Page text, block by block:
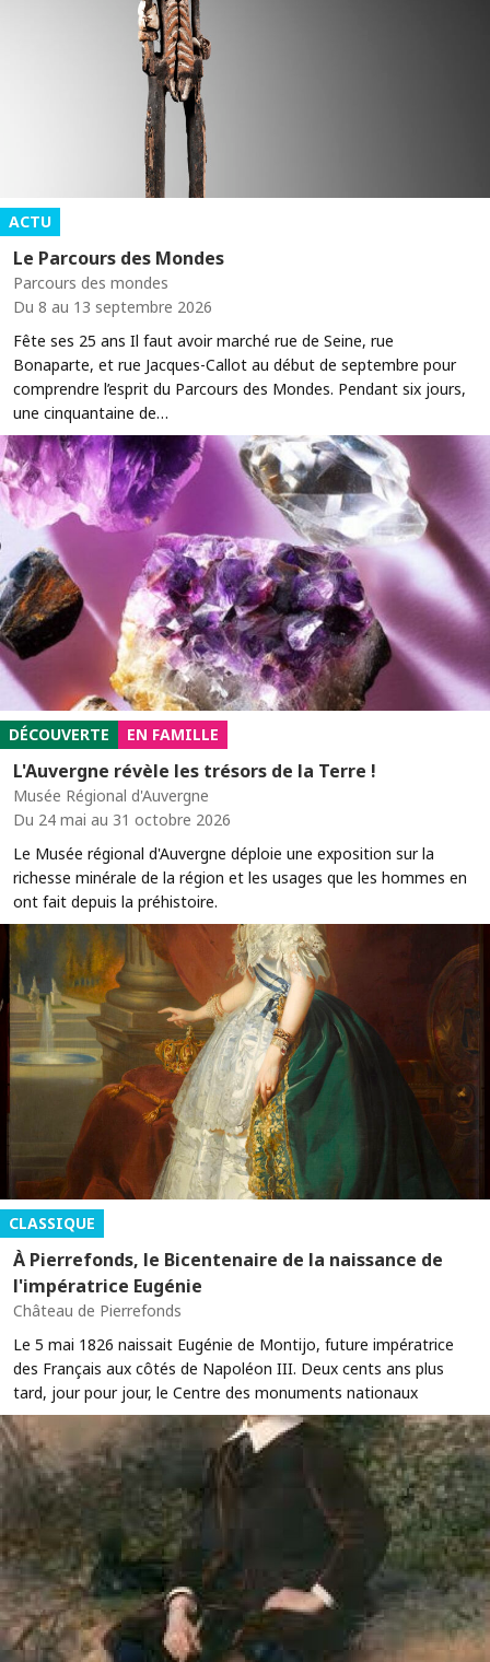
ACTU
Le Parcours des Mondes
Parcours des mondes
Du 8 au 13 septembre 2026
Fête ses 25 ans Il faut avoir marché rue de Seine, rue
Bonaparte, et rue Jacques-Callot au début de septembre pour
comprendre l’esprit du Parcours des Mondes. Pendant six jours,
une cinquantaine de…
DÉCOUVERTE EN FAMILLE
L'Auvergne révèle les trésors de la Terre !
Musée Régional d'Auvergne
Du 24 mai au 31 octobre 2026
Le Musée régional d'Auvergne déploie une exposition sur la
richesse minérale de la région et les usages que les hommes en
ont fait depuis la préhistoire.
CLASSIQUE
À Pierrefonds, le Bicentenaire de la naissance de
l'impératrice Eugénie
Château de Pierrefonds
Le 5 mai 1826 naissait Eugénie de Montijo, future impératrice
des Français aux côtés de Napoléon III. Deux cents ans plus
tard, jour pour jour, le Centre des monuments nationaux